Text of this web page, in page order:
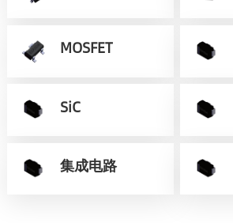
MOSFET
SiC
集成电路